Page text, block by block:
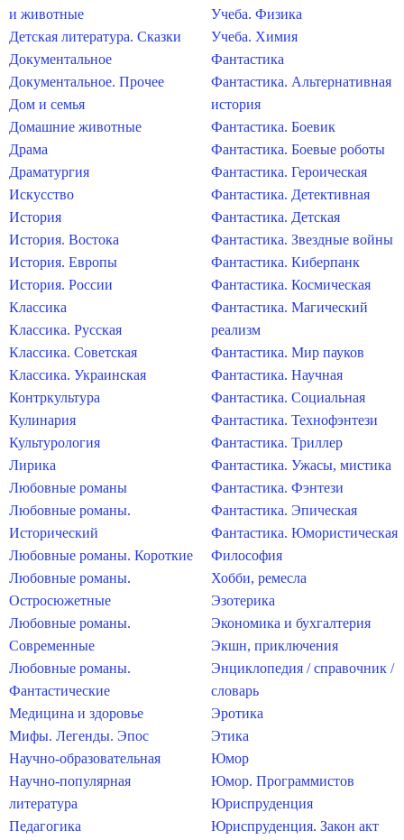
и животные
Детская литература. Сказки
Документальное
Документальное. Прочее
Дом и семья
Домашние животные
Драма
Драматургия
Искусство
История
История. Востока
История. Европы
История. России
Классика
Классика. Русская
Классика. Советская
Классика. Украинская
Контркультура
Кулинария
Культурология
Лирика
Любовные романы
Любовные романы.
Исторический
Любовные романы. Короткие
Любовные романы.
Остросюжетные
Любовные романы.
Современные
Любовные романы.
Фантастические
Медицина и здоровье
Мифы. Легенды. Эпос
Научно-образовательная
Научно-популярная
литература
Педагогика
Учеба. Физика
Учеба. Химия
Фантастика
Фантастика. Альтернативная
история
Фантастика. Боевик
Фантастика. Боевые роботы
Фантастика. Героическая
Фантастика. Детективная
Фантастика. Детская
Фантастика. Звездные войны
Фантастика. Киберпанк
Фантастика. Космическая
Фантастика. Магический
реализм
Фантастика. Мир пауков
Фантастика. Научная
Фантастика. Социальная
Фантастика. Технофэнтези
Фантастика. Триллер
Фантастика. Ужасы, мистика
Фантастика. Фэнтези
Фантастика. Эпическая
Фантастика. Юмористическая
Философия
Хобби, ремесла
Эзотерика
Экономика и бухгалтерия
Экшн, приключения
Энциклопедия / справочник /
словарь
Эротика
Этика
Юмор
Юмор. Программистов
Юриспруденция
Юриспруденция. Закон акт